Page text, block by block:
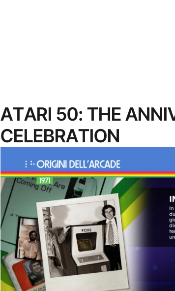
ATARI 50: THE
CELEBRATION